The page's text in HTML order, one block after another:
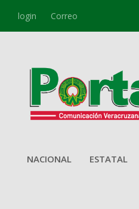
login Correo
NACIONAL ESTATAL